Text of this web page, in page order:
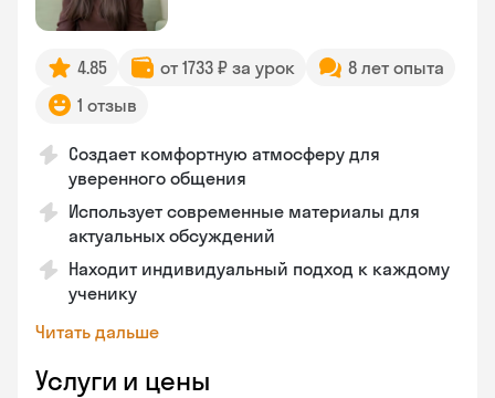
4.85 от 1733 ₽ за урок
8 лет опыта
1 отзыв
Создает комфортную атмосферу для
уверенного общения
Использует современные материалы для
актуальных обсуждений
Находит индивидуальный подход к каждому
ученику
Читать дальше
Услуги и цены